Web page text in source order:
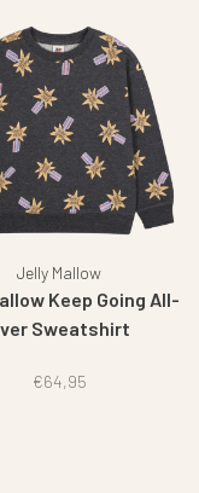
Jelly Mallow
Keep Going All-
Sweatshirt
€64,95